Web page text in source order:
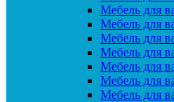
Мебель для
Мебель для
Мебель для
Мебель для
Мебель для
Мебель для
Мебель для